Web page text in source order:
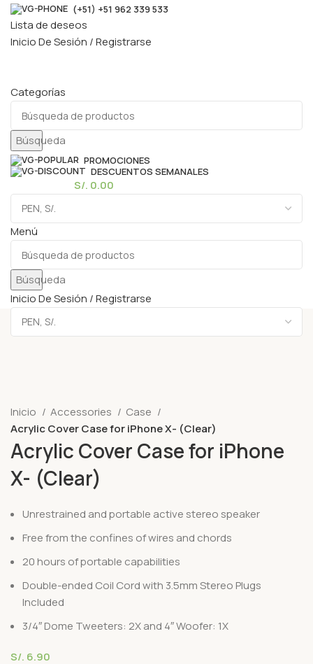
(+51) +51 962 339 533
Lista de deseos
Inicio De Sesión / Registrarse
Categorías
Búsqueda
PROMOCIONES
DESCUENTOS SEMANALES
S/. 0.00
Menú
Búsqueda
Inicio De Sesión / Registrarse
Inicio Accessories
Case
Acrylic Cover Case for iPhone X- (Clear)
Acrylic Cover Case for iPhone
X- (Clear)
Unrestrained and portable active stereo speaker
Free from the confines of wires and chords
20 hours of portable capabilities
Double-ended Coil Cord with 3.5mm Stereo Plugs
Included
3/4″ Dome Tweeters: 2X and 4″ Woofer: 1X
S/. 6.90